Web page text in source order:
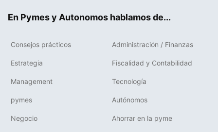
En Pymes y Autonomos hablamos de...
Consejos prácticos Administración / Finanzas
Estrategia Fiscalidad y Contabilidad
Management Tecnología
pymes Autónomos
Negocio Ahorrar en la pyme